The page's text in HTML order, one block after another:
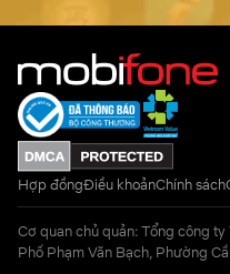
Hợp đồngĐiều khoảnChính sách
Cơ quan chủ quản: Tổng công
Phố Phạm Văn Bạch, Phường